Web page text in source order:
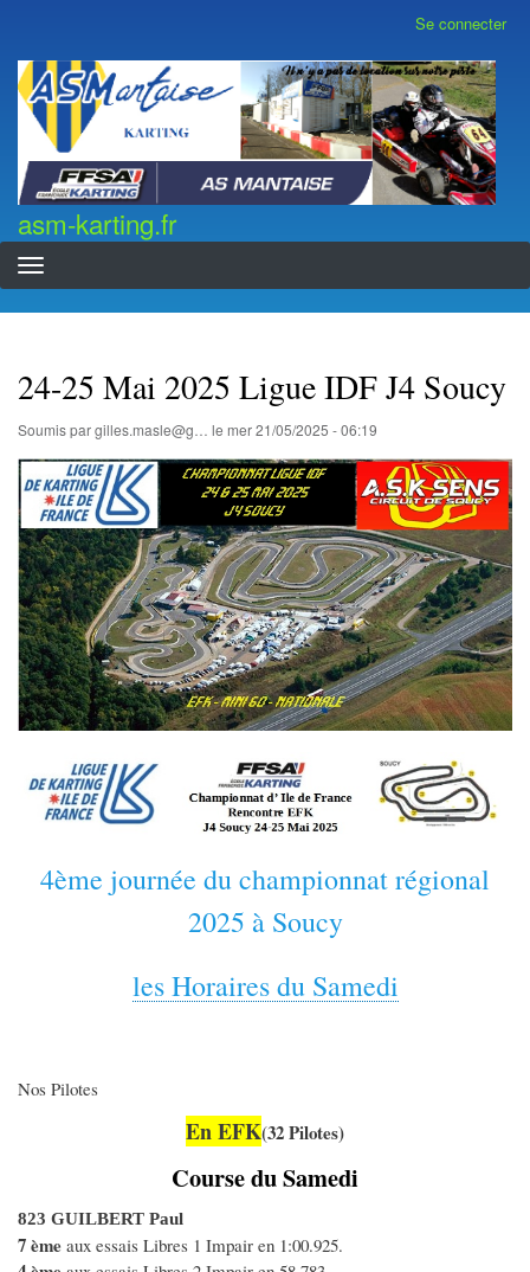
contenu
principal
compte
de
l'utilisateur
Se connecter
asm-karting.fr
asm-karting.fr
24-25 Mai 2025 Ligue IDF J4 Soucy
Soumis pargilles.masle@g… le mer 21/05/2025 - 06:19
4ème journée du championnat régional
2025 à Soucy
les Horaires du Samedi
Nos Pilotes
En EFK(32 Pilotes)
Course du Samedi
823 GUILBERT Paul
7 ème aux essais Libres 1 Impair en 1:00.925.